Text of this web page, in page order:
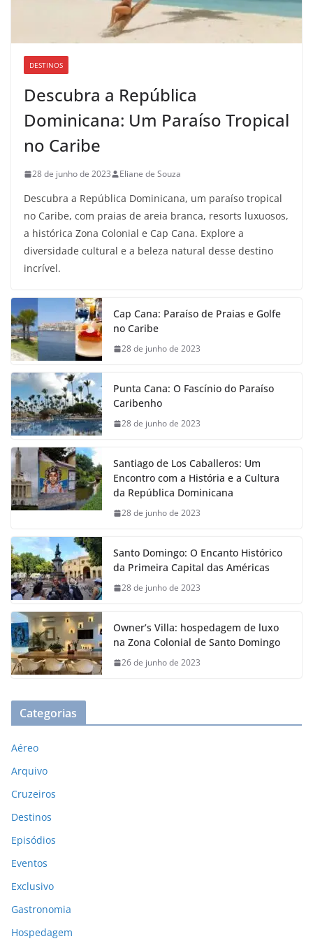
DESTINOS
Descubra a República
Dominicana: Um Paraíso Tropical
no Caribe
28 de junho de 2023 Eliane de Souza
Descubra a República Dominicana, um paraíso tropical
no Caribe, com praias de areia branca, resorts luxuosos,
a histórica Zona Colonial e Cap Cana. Explore a
diversidade cultural e a beleza natural desse destino
incrível.
Cap Cana: Paraíso de Praias e Golfe
no Caribe
28 de junho de 2023
Punta Cana: O Fascínio do Paraíso
Caribenho
28 de junho de 2023
Santiago de Los Caballeros: Um
Encontro com a História e a Cultura
da República Dominicana
28 de junho de 2023
Santo Domingo: O Encanto Histórico
da Primeira Capital das Américas
28 de junho de 2023
Owner’s Villa: hospedagem de luxo
na Zona Colonial de Santo Domingo
26 de junho de 2023
Categorias
Aéreo
Arquivo
Cruzeiros
Destinos
Episódios
Eventos
Exclusivo
Gastronomia
Hospedagem